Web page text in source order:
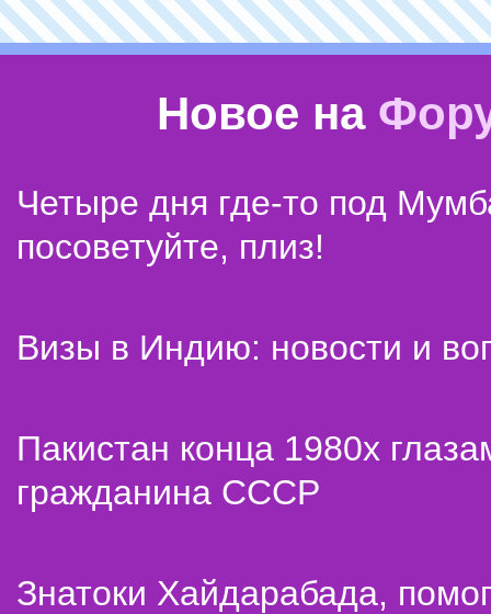
Новое на
Четыре дня где-то под
посоветуйте, плиз!
Визы в Индию: новости и
Пакистан конца 1980х
гражданина СССР
Знатоки Хайдарабада,